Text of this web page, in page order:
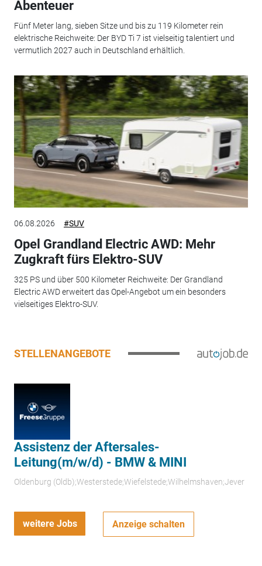
Abenteuer
Fünf Meter lang, sieben Sitze und bis zu 119 Kilometer rein
elektrische Reichweite: Der BYD Ti 7 ist vielseitig talentiert und
vermutlich 2027 auch in Deutschland erhältlich.
06.08.2026 #SUV
Opel Grandland Electric AWD: Mehr
Zugkraft fürs Elektro-SUV
325 PS und über 500 Kilometer Reichweite: Der Grandland
Electric AWD erweitert das Opel-Angebot um ein besonders
vielseitiges Elektro-SUV.
STELLENANGEBOTE
Assistenz der Aftersales-
Leitung(m/w/d) - BMW & MINI
Oldenburg (Oldb);Westerstede;Wiefelstede;Wilhelmshaven;Jever
weitere Jobs Anzeige schalten